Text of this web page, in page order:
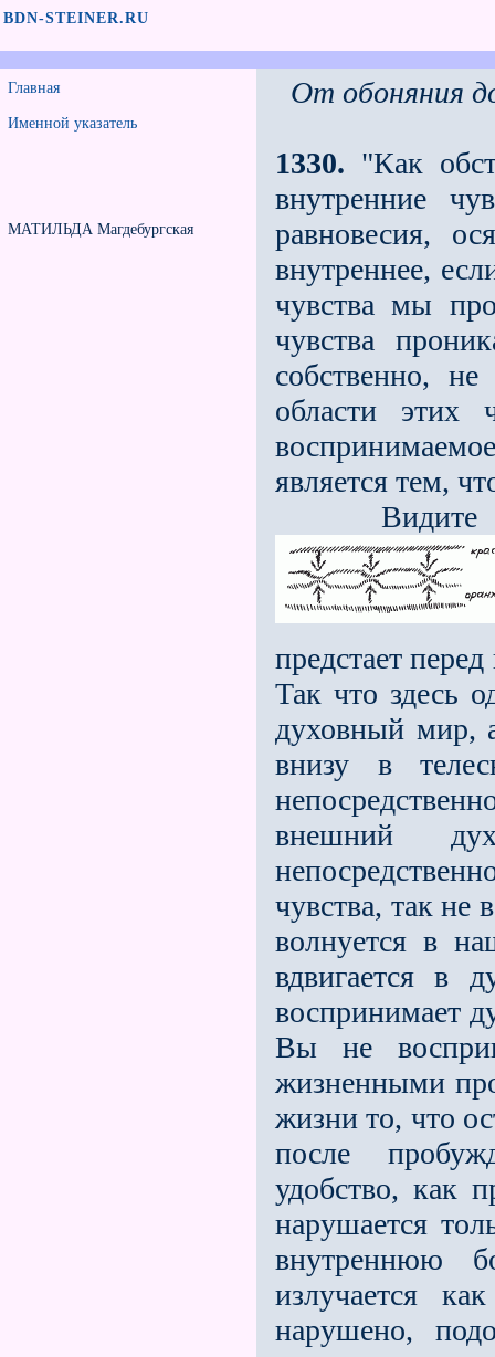
BDN-STEINER.RU
Главная
Именной указатель
МАТИЛЬДА Магдебургская
От обоняния
1330. "Как
внутренние
равновесия,
внутреннее,
чувства мы
чувства
собственно,
области этих
является тем,
Видите ли,
предстает
Так что здесь
духовный мир,
внизу в
внешний
чувства, так не
волнуется в
вдвигается в
воспринимает
Вы не
жизненными
жизни то, что
после
удобство, как
нарушается
внутреннюю
излучается
нарушено,